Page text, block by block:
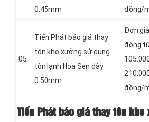
0.45mm
đồng/
05
Tiến Phát báo giá thay
tôn kho xưởng sử dụng
tôn lạnh Hoa Sen dày
0.50mm
Đơn
động
đồng/
Tiến Phát báo giá thay tôn kho